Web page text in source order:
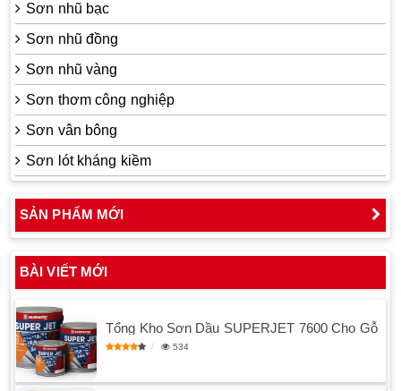
Sơn nhũ bạc
Sơn nhũ đồng
Sơn nhũ vàng
Sơn thơm công nghiệp
Sơn vân bông
Sơn lót kháng kiềm
SẢN PHẨM MỚI
BÀI VIẾT MỚI
Tổng Kho Sơn Dầu SUPERJET 7600 Cho Gỗ
534